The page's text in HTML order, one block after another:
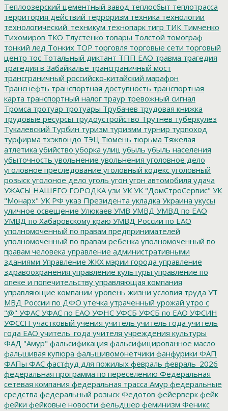
Теплоозерский цементный завод теплосбыт теплотрасса
территория действий терроризм техника технологии
технологический_техникум технопарк тигр ТИК Тимченко
Тихомиров ТКО Тлустенко товары Толстой томограф
тонкий лед Тонких ТОР торговля торговые сети торговый
центр тос Тотальный диктант ТПП ЕАО травма трагедия
трагедия в Забайкалье трансграничный мост
трансграничный российско-китайский марафон
Транснефть транспортная доступность транспортная
карта транспортный налог траур тревожный сигнал
Тромса тротуар тротуары Трубачев трудовая книжка
трудовые ресурсы трудоустройство Трутнев туберкулез
Тукалевский Турбин туризм туризмм турнир турпоход
турфирма тхэквондо ТЭЦ Тюмень тюрьма Тяжелая
атлетика убийство уборка улиц убыль убыль населения
убыточность увольнение увольнения уголовное дело
уголовное преследование уголовный кодекс уголовный
розыск уголоное дело уголь угон угон автомобиля удача
УЖАСЫ НАШЕГО ГОРОДКА узи УК УК "ДомСтроСервис" УК
"Монарх" УК РФ указ Президента укладка Украина укусы
уличное освещение Улюкаев УМВ УМВД УМВД по ЕАО
УМВД по Хабаровскому краю УМВД России по ЕАО
уполномоченный по правам предпринимателей
уполномоченный по правам ребенка уполномоченный по
правам человека управление административными
зданиями Управление ЖКХ мэрии города управление
здравоохранения управление культуры управление по
опеке и попечительству управляющая компания
управляющие компании уровень жизни условия труда УТ
МВД России по ДФО утечка утраченный урожай утро с
"@" УФАС УФАС по ЕАО УФНС УФСБ УФСБ по ЕАО УФСИН
УФССП участковый учения учитель учитель года учитель
года ЕАО учитель_года учителя учреждения культуры
ФАД "Амур" фальсификация фальсифицированное масло
фальшивая купюра фальшивомонетчики фанфурики ФАП
ФАПы ФАС фастфуд для пожилых февраль февраль_2026
федеральная программа по переселению Федеральная
сетевая компания федеральная трасса Амур федеральные
средства федеральный розыск Федотов фейерверк фейк
фейки фейковые новости фельдшер феминизм Феникс